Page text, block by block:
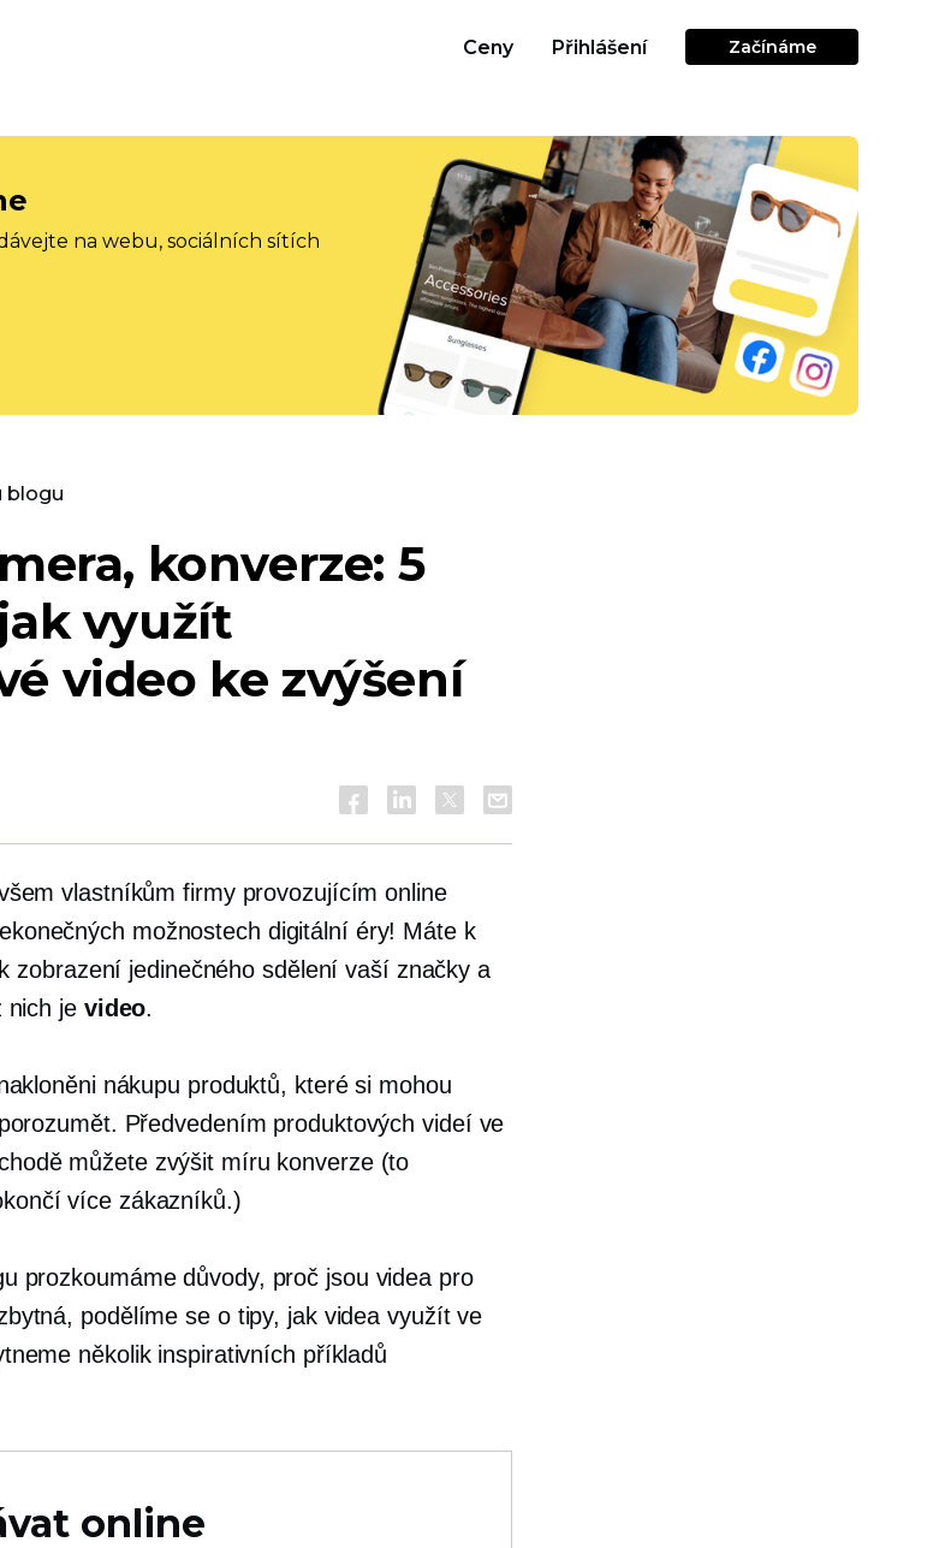
Ceny Přihlášení Začínáme
na webu, sociálních sítích
blogu
konverze: 5
využít
video ke zvýšení
vlastníkům firmy provozujícím online
možnostech digitální éry! Máte k
zobrazení jedinečného sdělení vaší značky a
nich je video.
nákupu produktů, které si mohou
Předvedením produktových videí ve
můžete zvýšit míru konverze (to
více zákazníků.)
prozkoumáme důvody, proč jsou videa pro
podělíme se o tipy, jak videa využít ve
několik inspirativních příkladů
online